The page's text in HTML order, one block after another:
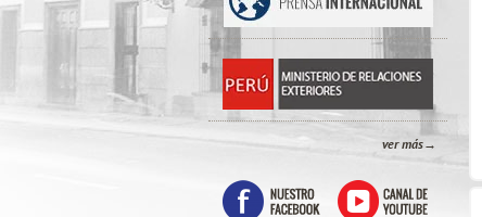
ver más